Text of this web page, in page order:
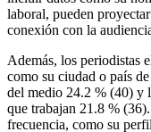
laboral, pueden
conexión con la
Además, los periodistas
como su ciudad o país
del medio 24.2 % (40) y
que trabajan 21.8 %
frecuencia, como su